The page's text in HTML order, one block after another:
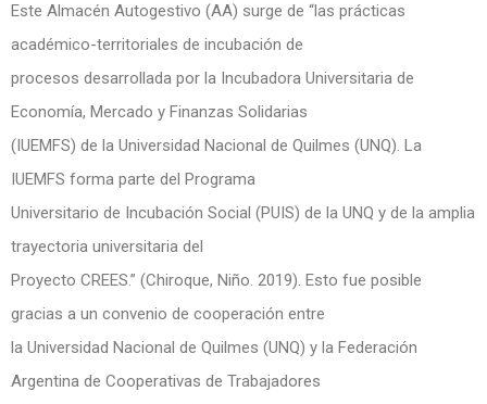
Este Almacén Autogestivo (AA) surge de “las prácticas
académico-territoriales de incubación de
procesos desarrollada por la Incubadora Universitaria de
Economía, Mercado y Finanzas Solidarias
(IUEMFS) de la Universidad Nacional de Quilmes (UNQ). La
IUEMFS forma parte del Programa
Universitario de Incubación Social (PUIS) de la UNQ y de la amplia
trayectoria universitaria del
Proyecto CREES.” (Chiroque, Niño. 2019). Esto fue posible
gracias a un convenio de cooperación entre
la Universidad Nacional de Quilmes (UNQ) y la Federación
Argentina de Cooperativas de Trabajadores